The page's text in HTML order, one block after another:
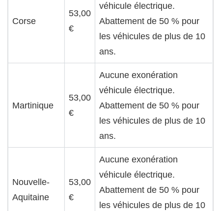
Corse
53,00
€
véhicule électrique.
Abattement de 50 % pour
les véhicules de plus de 10
ans.
Martinique
53,00
€
Aucune exonération
véhicule électrique.
Abattement de 50 % pour
les véhicules de plus de 10
ans.
Nouvelle-
Aquitaine
53,00
€
Aucune exonération
véhicule électrique.
Abattement de 50 % pour
les véhicules de plus de 10